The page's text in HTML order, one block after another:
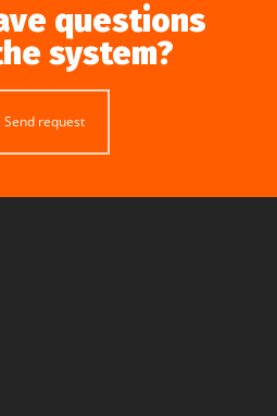
questions
system?
Send request